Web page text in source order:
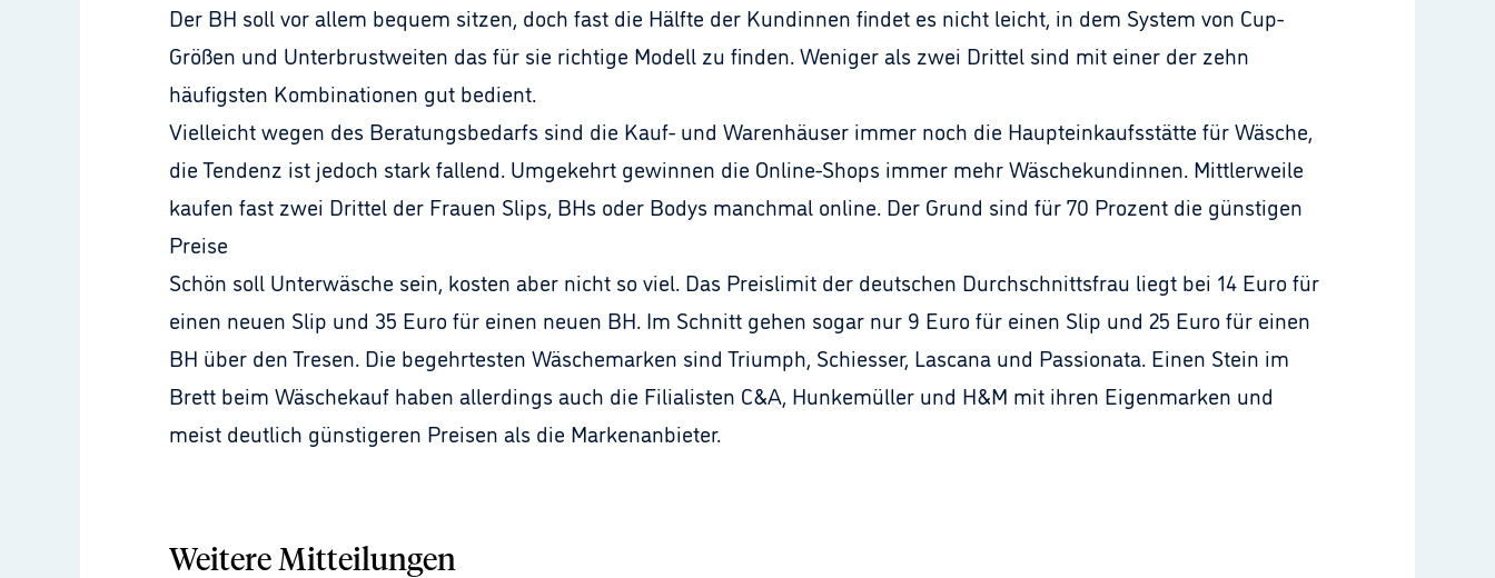
Der BH soll vor allem bequem sitzen, doch fast die Hälfte der Kundinnen findet es nicht leicht, in dem System von Cup-
Größen und Unterbrustweiten das für sie richtige Modell zu finden. Weniger als zwei Drittel sind mit einer der zehn
häufigsten Kombinationen gut bedient.
Vielleicht wegen des Beratungsbedarfs sind die Kauf- und Warenhäuser immer noch die Haupteinkaufsstätte für Wäsche,
die Tendenz ist jedoch stark fallend. Umgekehrt gewinnen die Online-Shops immer mehr Wäschekundinnen. Mittlerweile
kaufen fast zwei Drittel der Frauen Slips, BHs oder Bodys manchmal online. Der Grund sind für 70 Prozent die günstigen
Preise
Schön soll Unterwäsche sein, kosten aber nicht so viel. Das Preislimit der deutschen Durchschnittsfrau liegt bei 14 Euro für
einen neuen Slip und 35 Euro für einen neuen BH. Im Schnitt gehen sogar nur 9 Euro für einen Slip und 25 Euro für einen
BH über den Tresen. Die begehrtesten Wäschemarken sind Triumph, Schiesser, Lascana und Passionata. Einen Stein im
Brett beim Wäschekauf haben allerdings auch die Filialisten C&A, Hunkemüller und H&M mit ihren Eigenmarken und
meist deutlich günstigeren Preisen als die Markenanbieter.
Weitere Mitteilungen